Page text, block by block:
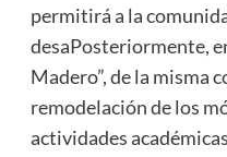
permitirá a la
desaPosteriormente,
Madero”, de la misma
remodelación de los
actividades